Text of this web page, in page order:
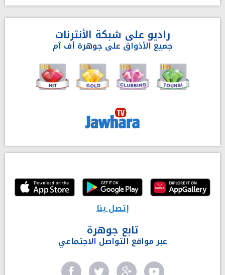
راديو على شبكة الأنترنات
جميع الأذواق على جوهرة أف آم
إتصل بنا
تابع جوهرة
عبر مواقع التواصل الاجتماعي